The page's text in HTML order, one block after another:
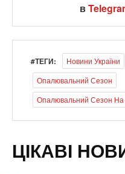
в
#ТЕГИ: Новини України
Опалювальний Сезон
Опалювальний Сезон На
ЦІКАВІ